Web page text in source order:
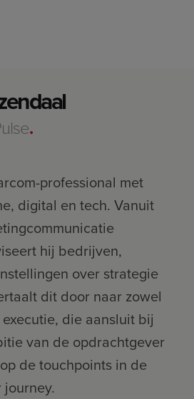
.
professional met
digital en tech. Vanuit
hij bedrijven,
over strategie
dit door naar zowel
die aansluit bij
van de opdrachtgever
de touchpoints in de